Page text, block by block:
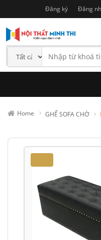
Đăng ký Đăng
Home GHẾ SOFA CHỜ